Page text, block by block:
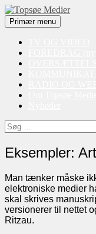
Topsøe
SøgPrimær menu Videre
til
Søg
efter:
Eksempler:
Man tænker måske
elektroniske medier
skal skrives
versionerer til nettet
Ritzau.